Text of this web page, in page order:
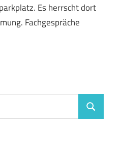
Es herrscht dort
Fachgespräche
Suchen